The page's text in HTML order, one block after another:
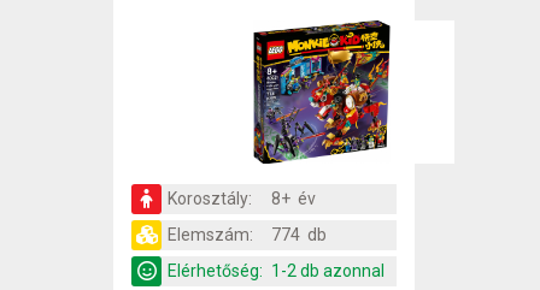
Korosztály:
8+ év
Elemszám:
774 db
Elérhetőség: 1-2 db azonnal